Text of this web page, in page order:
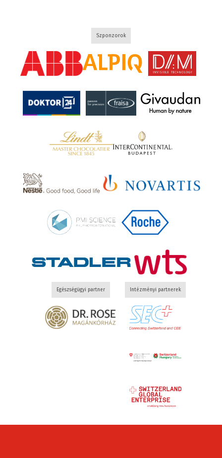
Szponzorok
Egészségügyi partner Intézményi partnerek